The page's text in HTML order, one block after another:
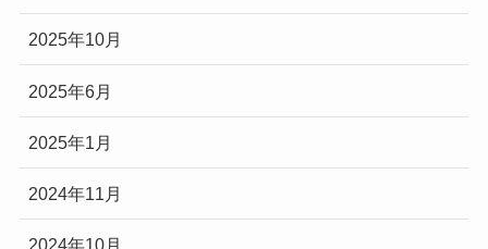
2025年10月
2025年6月
2025年1月
2024年11月
2024年10月